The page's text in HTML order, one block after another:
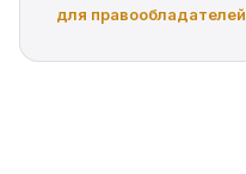
для правообладателей